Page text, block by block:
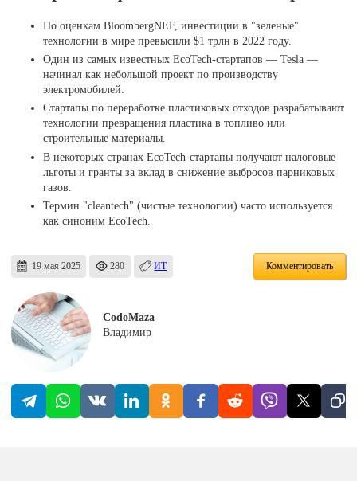
По оценкам BloombergNEF, инвестиции в "зеленые"
технологии в мире превысили $1 трлн в 2022 году.
Один из самых известных EcoTech-стартапов — Tesla —
начинал как небольшой проект по производству
электромобилей.
Стартапы по переработке пластиковых отходов разрабатывают
технологии превращения пластика в топливо или
строительные материалы.
В некоторых странах EcoTech-стартапы получают налоговые
льготы и гранты за вклад в снижение выбросов парниковых
газов.
Термин "cleantech" (чистые технологии) часто используется
как синоним EcoTech.
19 мая 2025 280 ИТ Комментировать
CodoMaza
Владимир